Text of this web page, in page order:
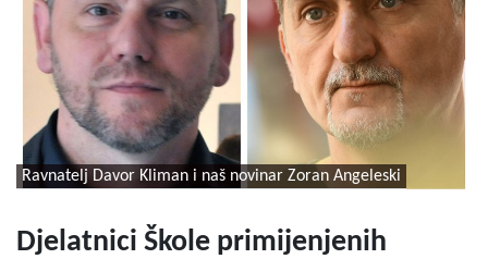
Ravnatelj Davor Kliman i naš novinar Zoran Angeleski
Djelatnici Škole primijenjenih